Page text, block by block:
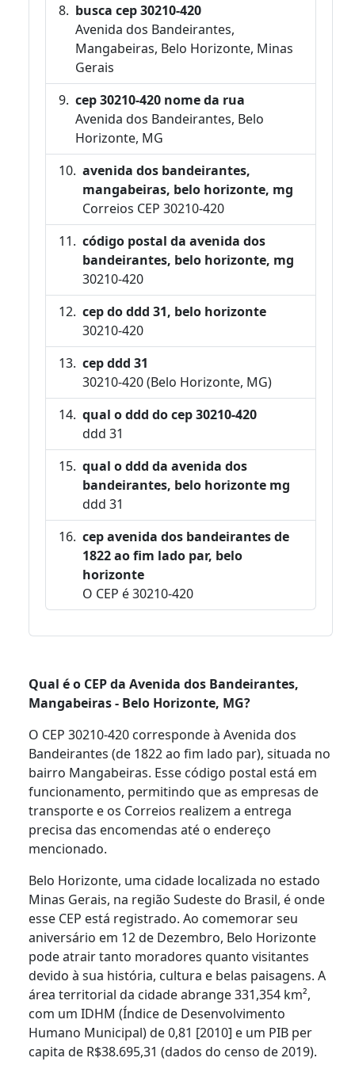
busca cep 30210-420
Avenida dos Bandeirantes,
Mangabeiras, Belo Horizonte, Minas
Gerais
cep 30210-420 nome da rua
Avenida dos Bandeirantes, Belo
Horizonte, MG
avenida dos bandeirantes,
mangabeiras, belo horizonte, mg
Correios CEP 30210-420
código postal da avenida dos
bandeirantes, belo horizonte, mg
30210-420
cep do ddd 31, belo horizonte
30210-420
cep ddd 31
30210-420 (Belo Horizonte, MG)
qual o ddd do cep 30210-420
ddd 31
qual o ddd da avenida dos
bandeirantes, belo horizonte mg
ddd 31
cep avenida dos bandeirantes de
1822 ao fim lado par, belo
horizonte
O CEP é 30210-420
Qual é o CEP da Avenida dos Bandeirantes,
Mangabeiras - Belo Horizonte, MG?
O CEP 30210-420 corresponde à Avenida dos
Bandeirantes (de 1822 ao fim lado par), situada no
bairro Mangabeiras. Esse código postal está em
funcionamento, permitindo que as empresas de
transporte e os Correios realizem a entrega
precisa das encomendas até o endereço
mencionado.
Belo Horizonte, uma cidade localizada no estado
Minas Gerais, na região Sudeste do Brasil, é onde
esse CEP está registrado. Ao comemorar seu
aniversário em 12 de Dezembro, Belo Horizonte
pode atrair tanto moradores quanto visitantes
devido à sua história, cultura e belas paisagens. A
área territorial da cidade abrange 331,354 km²,
com um IDHM (Índice de Desenvolvimento
Humano Municipal) de 0,81 [2010] e um PIB per
capita de R$38.695,31 (dados do censo de 2019).